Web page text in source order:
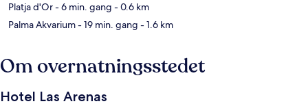
Platja d'Or- 6 min. gang - 0.6 km
Palma Akvarium- 19 min. gang - 1.6 km
Om overnatningsstedet
Hotel Las Arenas